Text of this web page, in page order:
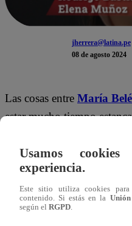
jherrera@latina.pe
08 de agosto 2024
Las cosas entre María
estar mucho tiempo
mencionó emocionado
Belén se mostró
Por algo soy tu
Usamos
experiencia.
Este sitio utiliza cookies
contenido. Si estás en la
según el RGPD.